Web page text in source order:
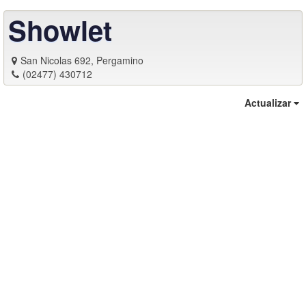
Showlet
San Nicolas 692, Pergamino
(02477) 430712
Actualizar